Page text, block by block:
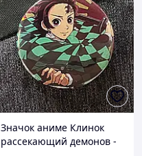
Значок аниме Клинок
рассекающий демонов -